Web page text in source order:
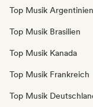
Top Musik Argentinien
Top Musik Brasilien
Top Musik Kanada
Top Musik Frankreich
Top Musik